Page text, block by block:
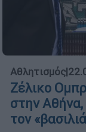
Αθλητισμός|
Ζέλικο
στην
τον